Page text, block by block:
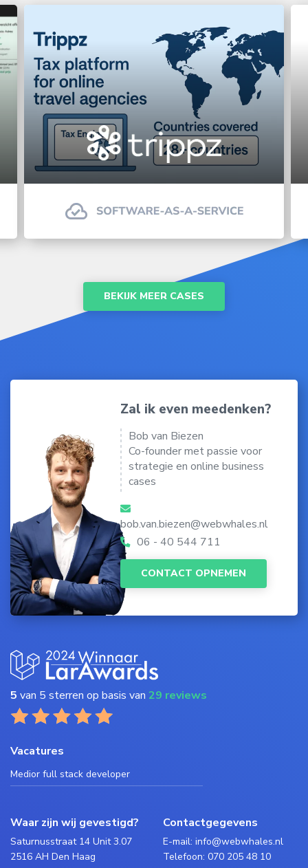
BEKIJK MEER CASES
Zal ik even meedenken?
Bob van Biezen
Co-founder met passie voor
strategie en online business
cases
bob.van.biezen@webwhales.nl
06 - 40 544 711
CONTACT OPNEMEN
5 van 5 sterren op basis van 29 reviews
Vacatures
Medior full stack developer
Waar zijn wij gevestigd?
Saturnusstraat 14 Unit 3.07
2516 AH Den Haag
Contactgegevens
E-mail: info@webwhales.nl
Telefoon: 070 205 48 10